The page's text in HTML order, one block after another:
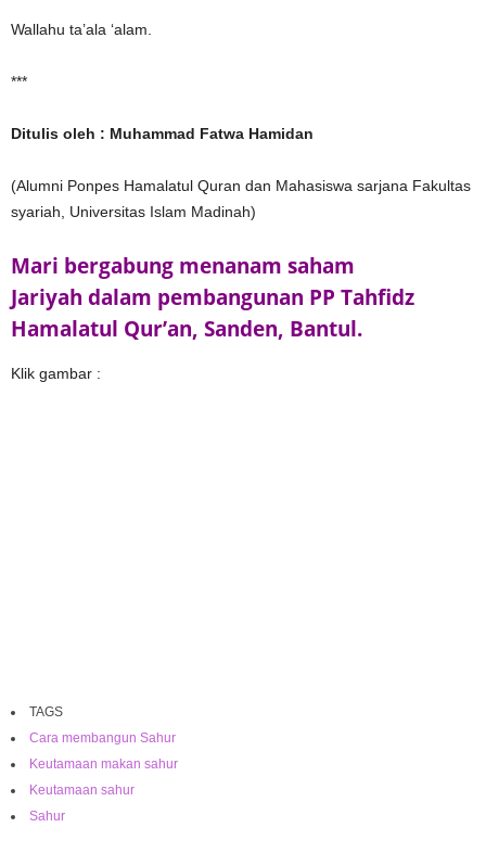
Wallahu ta’ala ‘alam.
***
Ditulis oleh : Muhammad Fatwa Hamidan
(Alumni Ponpes Hamalatul Quran dan Mahasiswa sarjana Fakultas
syariah, Universitas Islam Madinah)
Mari bergabung menanam saham
Jariyah dalam pembangunan PP Tahfidz
Hamalatul Qur’an, Sanden, Bantul.
Klik gambar :
TAGS
Cara membangun Sahur
Keutamaan makan sahur
Keutamaan sahur
Sahur